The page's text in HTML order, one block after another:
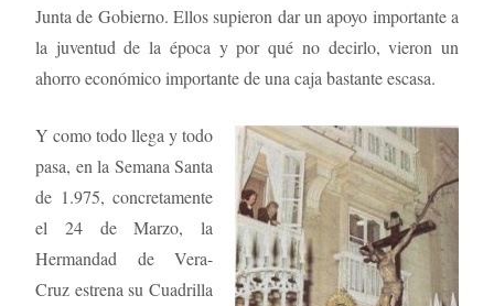
Junta de Gobierno. Ellos supieron dar un apoyo importante a
la juventud de la época y por qué no decirlo, vieron un
ahorro económico importante de una caja bastante escasa.
Y como todo llega y todo
pasa, en la Semana Santa
de 1.975, concretamente
el 24 de Marzo, la
Hermandad de Vera-
Cruz estrena su Cuadrilla